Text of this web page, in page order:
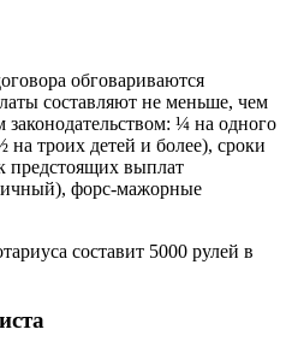
обговариваются
составляют не меньше, чем
¼ на одного
на троих детей и более), сроки
предстоящих выплат
форс-мажорные
составит 5000 рулей в